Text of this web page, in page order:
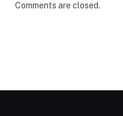
Comments are closed.